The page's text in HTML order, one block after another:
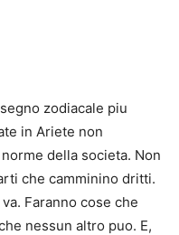
zodiacale piu
in Ariete non
della societa. Non
che camminino dritti.
Faranno cose che
nessun altro puo. E,